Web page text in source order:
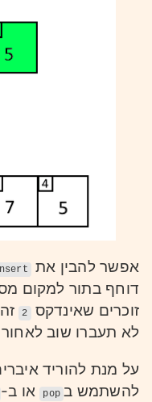
אפשר להבין את
דוחף בתור למקום
זוכרים שאינדקס 2
לא תעברו שוב
על מנת להוריד
להשתמש ב pop או ב-